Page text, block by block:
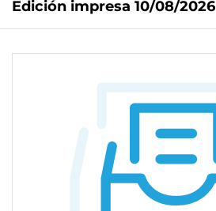
Edición impresa 10/08/2026